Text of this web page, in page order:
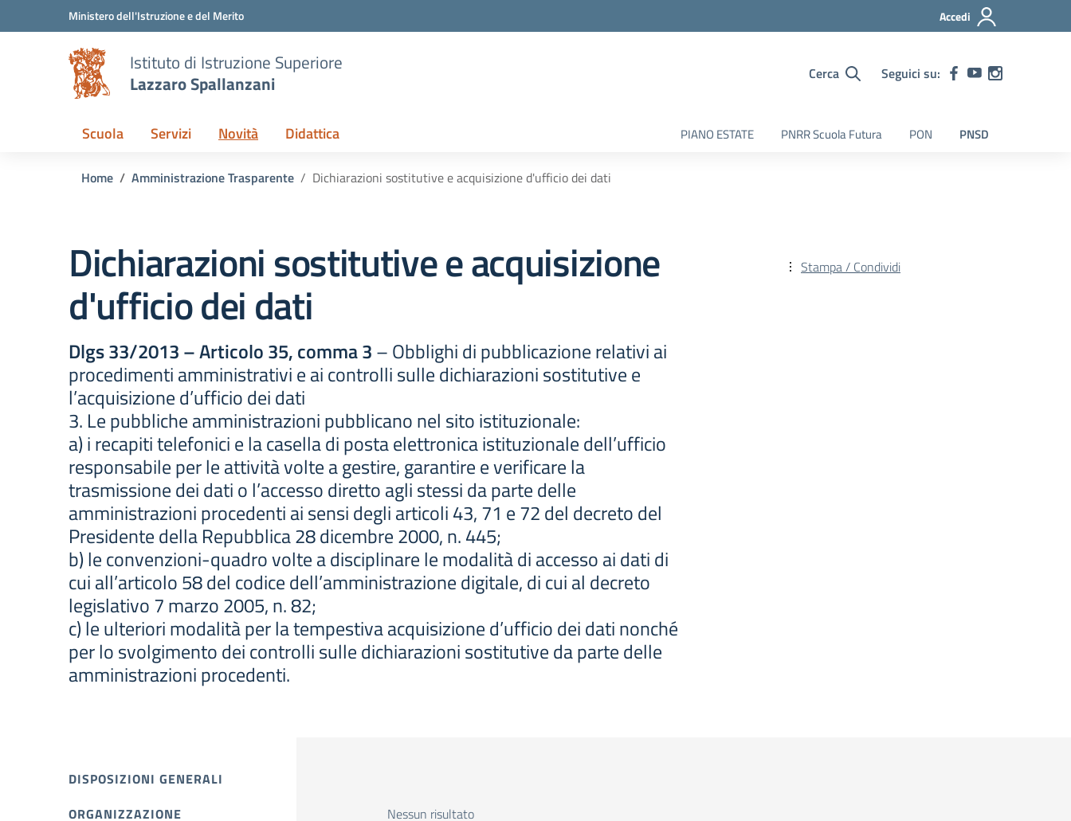
Vai ai contenuti
Vai al menu di navigazioneMinistero dell'Istruzione e del Merito Accedi
Istituto di Istruzione Superiore
Lazzaro Spallanzani
Cerca Seguici su:
Scuola Servizi Novità Didattica PIANO ESTATE PNRR Scuola Futura PON PNSD
Home Amministrazione Trasparente Dichiarazioni sostitutive e acquisizione d'ufficio dei dati
Dichiarazioni sostitutive e acquisizione
d'ufficio dei dati
Dlgs 33/2013 – Articolo 35, comma 3– Obblighi di pubblicazione relativi ai
procedimenti amministrativi e ai controlli sulle dichiarazioni sostitutive e
l’acquisizione d’ufficio dei dati
3. Le pubbliche amministrazioni pubblicano nel sito istituzionale:
a) i recapiti telefonici e la casella di posta elettronica istituzionale dell’ufficio
responsabile per le attività volte a gestire, garantire e verificare la
trasmissione dei dati o l’accesso diretto agli stessi da parte delle
amministrazioni procedenti ai sensi degli articoli 43, 71 e 72 del decreto del
Presidente della Repubblica 28 dicembre 2000, n. 445;
b) le convenzioni-quadro volte a disciplinare le modalità di accesso ai dati di
cui all’articolo 58 del codice dell’amministrazione digitale, di cui al decreto
legislativo 7 marzo 2005, n. 82;
c) le ulteriori modalità per la tempestiva acquisizione d’ufficio dei dati nonché
per lo svolgimento dei controlli sulle dichiarazioni sostitutive da parte delle
amministrazioni procedenti.
Stampa / Condividi
DISPOSIZIONI GENERALI
ORGANIZZAZIONE
Nessun risultato